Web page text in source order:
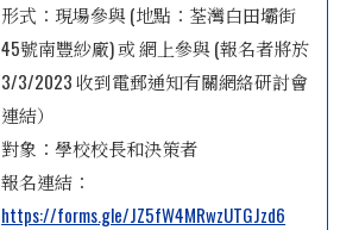
形式：現場參與 (地點：荃灣白田壩街
45號南豐紗廠) 或 網上參與 (報名者將於
3/3/2023 收到電郵通知有關網絡研討會
連結）
對象：學校校長和決策者
報名連結：
https://forms.gle/JZ5fW4MRwzUTGJzd6